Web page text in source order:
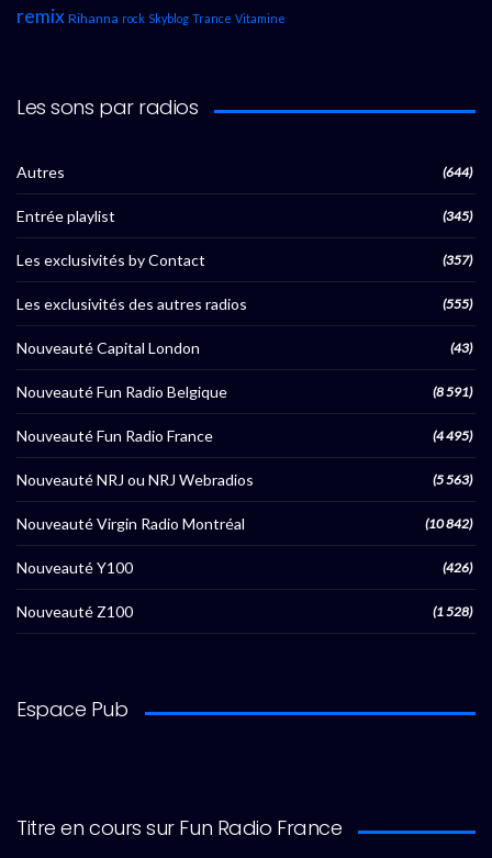
remix Rihanna rock Skyblog Trance Vitamine
Les sons par radios
Autres (644)
Entrée playlist (345)
Les exclusivités by Contact (357)
Les exclusivités des autres radios (555)
Nouveauté Capital London (43)
Nouveauté Fun Radio Belgique (8 591)
Nouveauté Fun Radio France (4 495)
Nouveauté NRJ ou NRJ Webradios (5 563)
Nouveauté Virgin Radio Montréal (10 842)
Nouveauté Y100 (426)
Nouveauté Z100 (1 528)
Espace Pub
Titre en cours sur Fun Radio France